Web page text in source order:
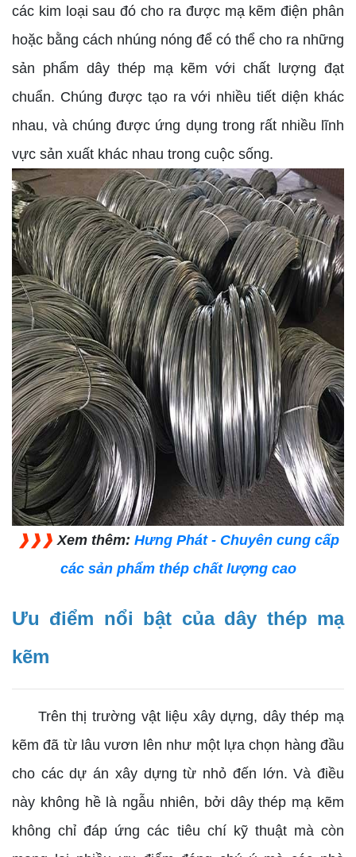
các kim loại sau đó cho ra được mạ kẽm điện phân
hoặc bằng cách nhúng nóng để có thể cho ra những
sản phẩm dây thép mạ kẽm với chất lượng đạt
chuẩn. Chúng được tạo ra với nhiều tiết diện khác
nhau, và chúng được ứng dụng trong rất nhiều lĩnh
vực sản xuất khác nhau trong cuộc sống.
❱❱❱Xem thêm: Hưng Phát - Chuyên cung cấp
các sản phẩm thép chất lượng cao
Ưu điểm nổi bật của dây thép mạ
kẽm
Trên thị trường vật liệu xây dựng, dây thép mạ
kẽm đã từ lâu vươn lên như một lựa chọn hàng đầu
cho các dự án xây dựng từ nhỏ đến lớn. Và điều
này không hề là ngẫu nhiên, bởi dây thép mạ kẽm
không chỉ đáp ứng các tiêu chí kỹ thuật mà còn